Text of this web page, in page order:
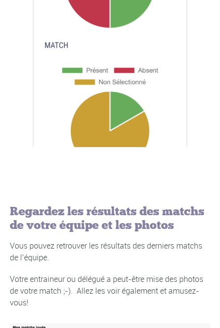
Regardez les résultats des matchs
de votre équipe et les photos
Vous pouvez retrouver les résultats des derniers matchs
de l’équipe.
Votre entraineur ou délégué a peut-être mise des photos
de votre match ;-). Allez les voir également et amusez-
vous!